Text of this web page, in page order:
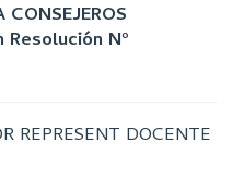
Resolución Nº
REPRESENT DOCENTE